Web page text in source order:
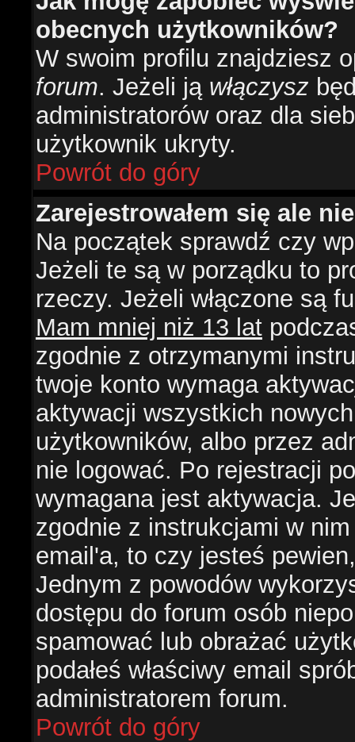
obecnych użytkowników?
W swoim profilu znajdziesz
forum. Jeżeli ją włączysz
administratorów oraz dla
użytkownik ukryty.
Powrót do góry
Zarejestrowałem się ale
Na początek sprawdź czy
Jeżeli te są w porządku to
rzeczy. Jeżeli włączone są
Mam mniej niż 13 lat
zgodnie z otrzymanymi
twoje konto wymaga
aktywacji wszystkich
użytkowników, albo przez
nie logować. Po rejestracji
wymagana jest aktywacja.
zgodnie z instrukcjami w
email'a, to czy jesteś
Jednym z powodów
dostępu do forum osób
spamować lub obrażać
podałeś właściwy email
administratorem forum.
Powrót do góry